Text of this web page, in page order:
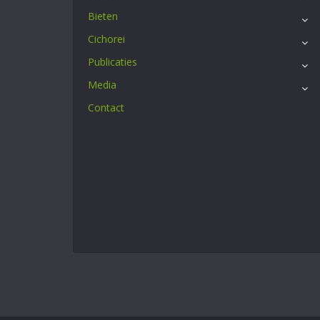
Bieten
Cichorei
Publicaties
Media
Contact